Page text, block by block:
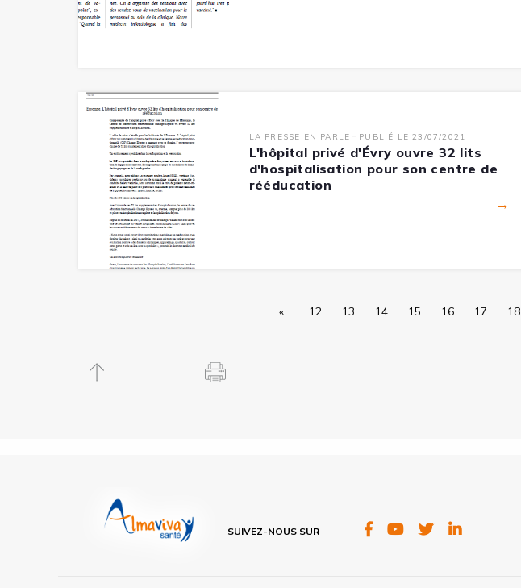
LA PRESSE EN PARLE - PUBLIÉ LE 23/07/2021
L'hôpital privé d'Évry ouvre 32 lits
d'hospitalisation pour son centre de
rééducation
→
« … 12 13 14 15 16 17 18
SUIVEZ-NOUS SUR FACEBOOKYOUTUBETWITTER